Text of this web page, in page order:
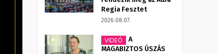
Regia Fesztet
2026.08.07.
VIDEÓ
A
MAGABIZTOS ÚSZÁS